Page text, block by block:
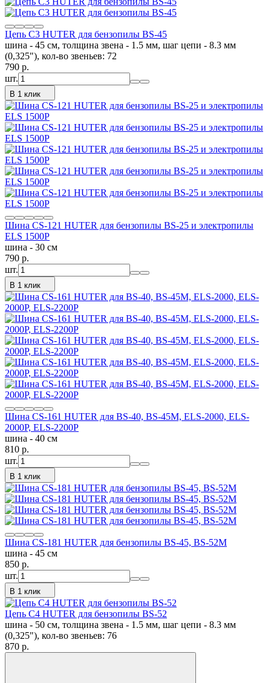
Цепь C3 HUTER для бензопилы BS-45
шина - 45 см, толщина звена - 1.5 мм, шаг цепи - 8.3 мм
(0,325"), кол-во звеньев: 72
790 p.
шт.
В 1 клик
Шина CS-121 HUTER для бензопилы BS-25 и электропилы
ELS 1500P
шина - 30 см
790 p.
шт.
В 1 клик
Шина CS-161 HUTER для BS-40, BS-45M, ELS-2000, ELS-
2000Р, ELS-2200Р
шина - 40 см
810 p.
шт.
В 1 клик
Шина CS-181 HUTER для бензопилы BS-45, BS-52M
шина - 45 см
850 p.
шт.
В 1 клик
Цепь C4 HUTER для бензопилы BS-52
шина - 50 см, толщина звена - 1.5 мм, шаг цепи - 8.3 мм
(0,325"), кол-во звеньев: 76
870 p.